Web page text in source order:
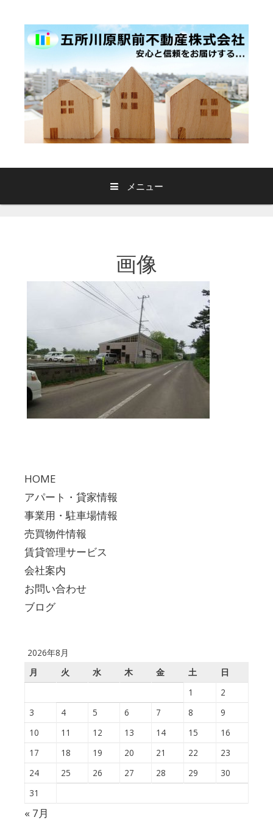
メニュー
画像
HOME
アパート・貸家情報
事業用・駐車場情報
売買物件情報
賃貸管理サービス
会社案内
お問い合わせ
ブログ
2026年8月
月
火 水 木 金 土
日
1
2
3
4 5 6 7 8
9
10
11 12 13 14 15
16
17
18 19 20 21 22
23
24
25 26 27 28 29
30
31
« 7月